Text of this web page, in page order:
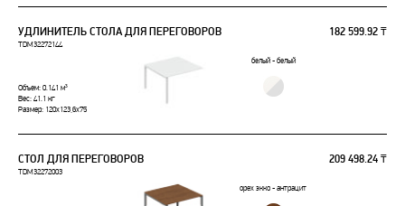
УДЛИНИТЕЛЬ СТОЛА ДЛЯ ПЕРЕГОВОРОВ 182 599.92 ₸
TDM32272144
белый - белый
Объем: 0.141 м³
Вес: 41.1 кг
Размер: 120x123,6x75
СТОЛ ДЛЯ ПЕРЕГОВОРОВ 209 498.24 ₸
TDM32272003
орех экко - антрацит